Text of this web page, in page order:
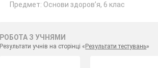
Предмет: Основи здоров’я, 6 клас
РОБОТА З УЧНЯМИ
Результати учнів на сторінці « Результати тестувань»